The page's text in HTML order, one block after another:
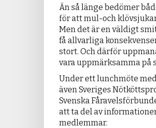
Än så länge bedömer
för att mul-och
Men det är en väldigt
få allvarliga
stort. Och därför
vara uppmärksamma på
Under ett lunchmöte
även Sveriges
Svenska
att ta del av
medlemmar.